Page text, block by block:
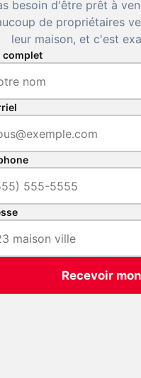
besoin d'être prêt à
de propriétaires
leur maison, et c'est
complet
Recevoir